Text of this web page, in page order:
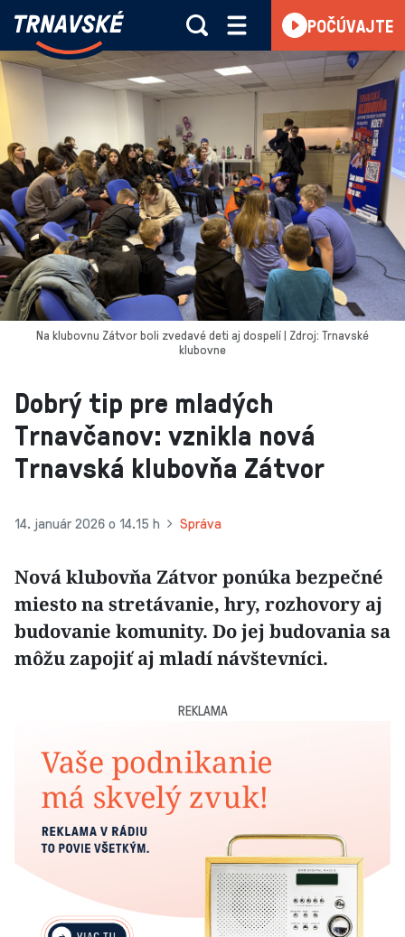
Skočiť na obsah
Trnavské
-
Vieme,
čo
deje
v
kraji
POČÚVAJTE
Dobrý tip pre mladých
Trnavčanov: vznikla nová
Trnavská klubovňa Zátvor
14. január 2026 o 14.15 h Správa
Nová klubovňa Zátvor ponúka bezpečné
miesto na stretávanie, hry, rozhovory aj
budovanie komunity. Do jej budovania sa
môžu zapojiť aj mladí návštevníci.
Na klubovnu Zátvor boli zvedavé deti aj dospelí | Zdroj: Trnavské
klubovne
REKLAMA